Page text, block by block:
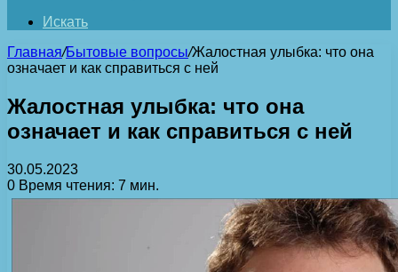
Искать
Главная/Бытовые вопросы/Жалостная улыбка: что она
означает и как справиться с ней
Жалостная улыбка: что она
означает и как справиться с ней
30.05.2023
0 Время чтения: 7 мин.